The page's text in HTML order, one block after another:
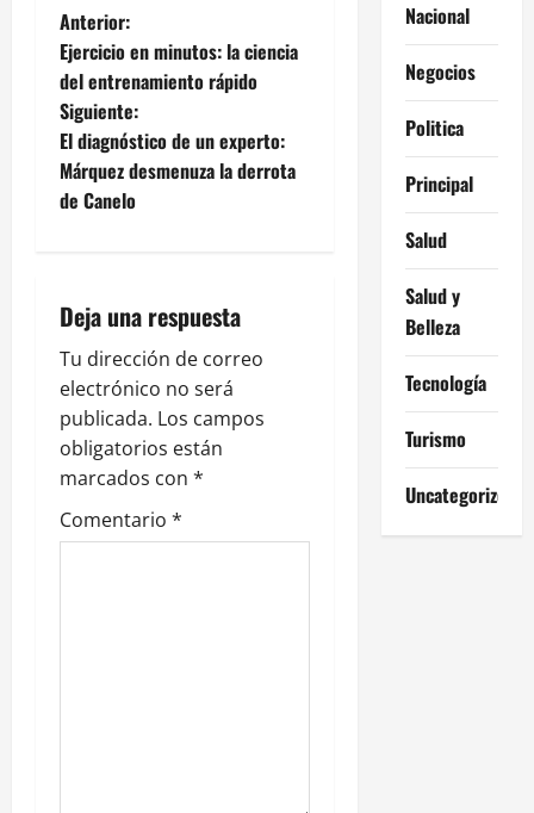
N
a
v
e
c
i
ó
n
d
Anterior:
Ejercicio en minutos: la ciencia
del entrenamiento rápido
Siguiente:
El diagnóstico de un experto:
Márquez desmenuza la derrota
de Canelo
Deja una respuesta
Tu dirección de correo
electrónico no será
publicada. Los campos
obligatorios están
marcados con *
Comentario *
Nacional
Negocios
Politica
Principal
Salud
Salud y
Belleza
Tecnología
Turismo
Uncategorized